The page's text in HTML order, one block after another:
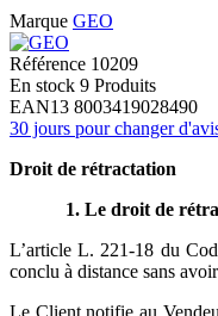
Marque GEO
Référence 10209
En stock 9 Produits
EAN13 8003419028490
30 jours pour changer
Droit de rétractation
1. Le droit de
L’article L. 221-18 du
conclu à distance sans